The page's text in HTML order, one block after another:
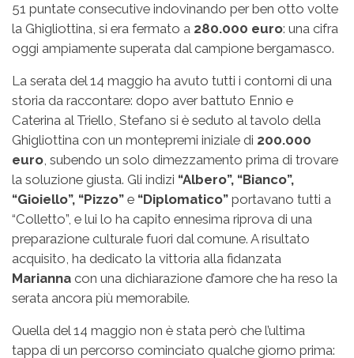
51 puntate consecutive indovinando per ben otto volte
la Ghigliottina, si era fermato a 280.000 euro: una cifra
oggi ampiamente superata dal campione bergamasco.
La serata del 14 maggio ha avuto tutti i contorni di una
storia da raccontare: dopo aver battuto Ennio e
Caterina al Triello, Stefano si è seduto al tavolo della
Ghigliottina con un montepremi iniziale di 200.000
euro, subendo un solo dimezzamento prima di trovare
la soluzione giusta. Gli indizi “Albero”, “Bianco”,
“Gioiello”, “Pizzo” e “Diplomatico” portavano tutti a
“Colletto”, e lui lo ha capito ennesima riprova di una
preparazione culturale fuori dal comune. A risultato
acquisito, ha dedicato la vittoria alla fidanzata
Marianna con una dichiarazione d’amore che ha reso la
serata ancora più memorabile.
Quella del 14 maggio non è stata però che l’ultima
tappa di un percorso cominciato qualche giorno prima: